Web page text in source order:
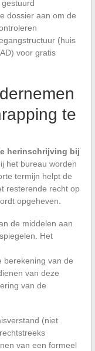
dossier aan om de
(huis
voor gratis
te
herinschrijving bij
het bureau worden
termijn helpt de
resterende recht op
opgeheven.
de middelen aan
Het
berekening van de
van deze
van de
(niet
van een formeel